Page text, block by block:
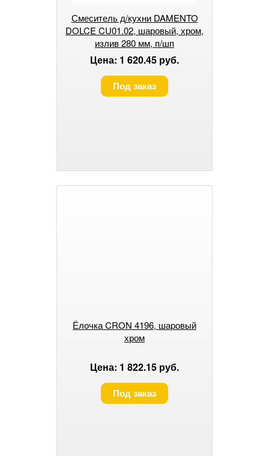
Смеситель д/кухни DAMENTO
DOLCE CU01.02, шаровый, хром,
излив 280 мм, п/шп
Цена: 1 620.45 руб.
Под заказ
Ёлочка CRON 4196, шаровый
хром
Цена: 1 822.15 руб.
Под заказ